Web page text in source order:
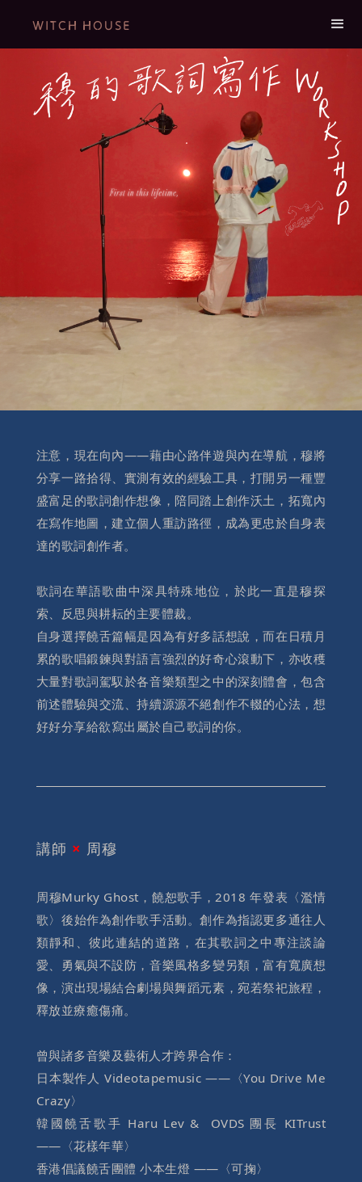
WITCH HOUSE
注意，現在向內——藉由心路伴遊與內在導航，穆將
分享一路拾得、實測有效的經驗工具，打開另一種豐
盛富足的歌詞創作想像，陪同踏上創作沃土，拓寬內
在寫作地圖，建立個人重訪路徑，成為更忠於自身表
達的歌詞創作者。
歌詞在華語歌曲中深具特殊地位，於此一直是穆探
索、反思與耕耘的主要體裁。
自身選擇饒舌篇幅是因為有好多話想說，而在日積月
累的歌唱鍛鍊與對語言強烈的好奇心滾動下，亦收穫
大量對歌詞駕馭於各音樂類型之中的深刻體會，包含
前述體驗與交流、持續源源不絕創作不輟的心法，想
好好分享給欲寫出屬於自己歌詞的你。
講師 × 周穆
周穆Murky Ghost，饒恕歌手，2018 年發表〈濫情
歌〉後始作為創作歌手活動。創作為指認更多通往人
類靜和、彼此連結的道路，在其歌詞之中專注談論
愛、勇氣與不設防，音樂風格多變另類，富有寬廣想
像，演出現場結合劇場與舞蹈元素，宛若祭祀旅程，
釋放並療癒傷痛。
曾與諸多音樂及藝術人才跨界合作：
日本製作人 Videotapemusic ——〈You Drive Me
Crazy〉
韓國饒舌歌手 Haru Lev & OVDS 團長 KITrust
——〈花樣年華〉
香港倡議饒舌團體 小本生燈 ——〈可掬〉